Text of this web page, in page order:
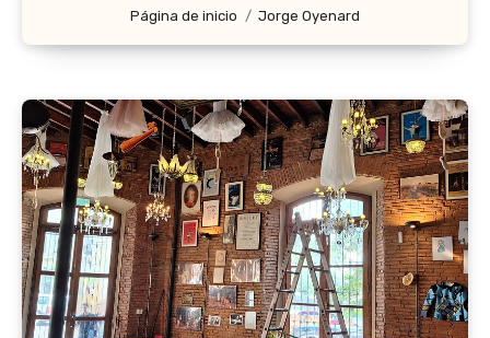
Página de inicio Jorge Oyenard